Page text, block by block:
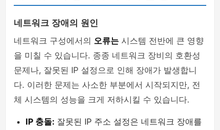
네트워크 장애의 원인
네트워크 구성에서의 오류는 시스템 전반에 큰 영향
을 미칠 수 있습니다. 종종 네트워크 장비의 호환성
문제나, 잘못된 IP 설정으로 인해 장애가 발생합니
다. 이러한 문제는 사소한 부분에서 시작되지만, 전
체 시스템의 성능을 크게 저하시킬 수 있습니다.
IP 충돌: 잘못된 IP 주소 설정은 네트워크 장애를